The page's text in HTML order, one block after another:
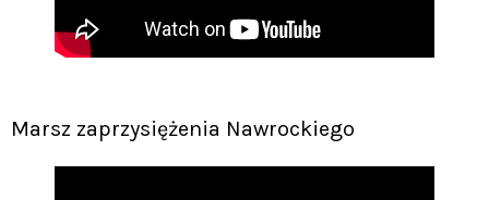
Marsz zaprzysiężenia Nawrockiego